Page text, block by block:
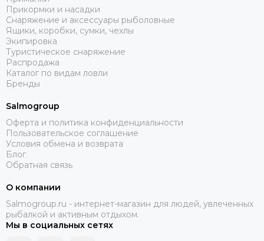
Прикормки и насадки
Снаряжение и аксессуары рыболовные
Ящики, коробки, сумки, чехлы
Экипировка
Туристическое снаряжение
Распродажа
Каталог по видам ловли
Бренды
Salmogroup
Оферта и политика конфиденциальности
Пользовательское соглашение
Условия обмена и возврата
Блог
Обратная связь
О компании
Salmogroup.ru - интернет-магазин для людей, увлеченных
рыбалкой и активным отдыхом.
Мы в социальных сетях